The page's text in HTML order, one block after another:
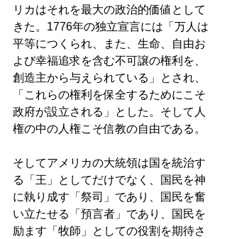
リカはそれを最大の政治的価値として
きた。1776年の独立宣言には「万人は
平等につくられ、また、生命、自由お
よび幸福追求を含む不可譲の権利を、
創造主から与えられている」とされ、
「これらの権利を保全するためにこそ
政府が設立される」とした。そして人
権の中の人権こそ信教の自由である。
そしてアメリカの大統領は国を統治す
る「王」としてだけでなく、国民を神
に執り成す「祭司」であり、国民を奮
い立たせる「預言者」であり、国民を
励ます「牧師」としての役割を期待さ